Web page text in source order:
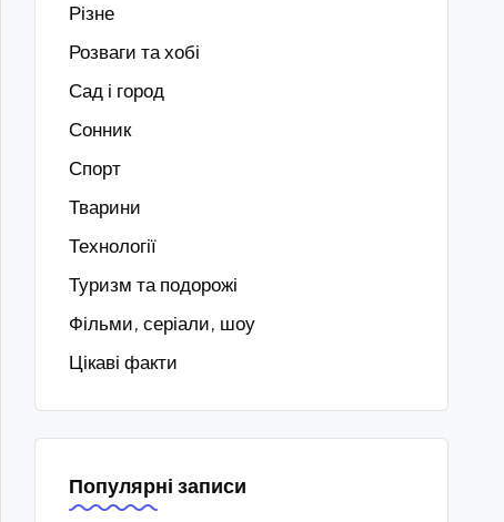
Різне
Розваги та хобі
Сад і город
Сонник
Спорт
Тварини
Технології
Туризм та подорожі
Фільми, серіали, шоу
Цікаві факти
Популярні записи